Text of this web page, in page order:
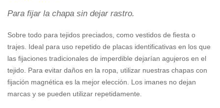
Para fijar la chapa sin dejar rastro.
Sobre todo para tejidos preciados, como vestidos de fiesta o
trajes. Ideal para uso repetido de placas identificativas en los que
las fijaciones tradicionales de imperdible dejarían agujeros en el
tejido. Para evitar daños en la ropa, utilizar nuestras chapas con
fijación magnética es la mejor elección. Los imanes no dejan
marcas y se pueden utilizar repetidamente.